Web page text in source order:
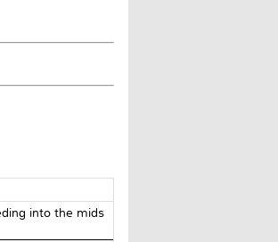
into the mids